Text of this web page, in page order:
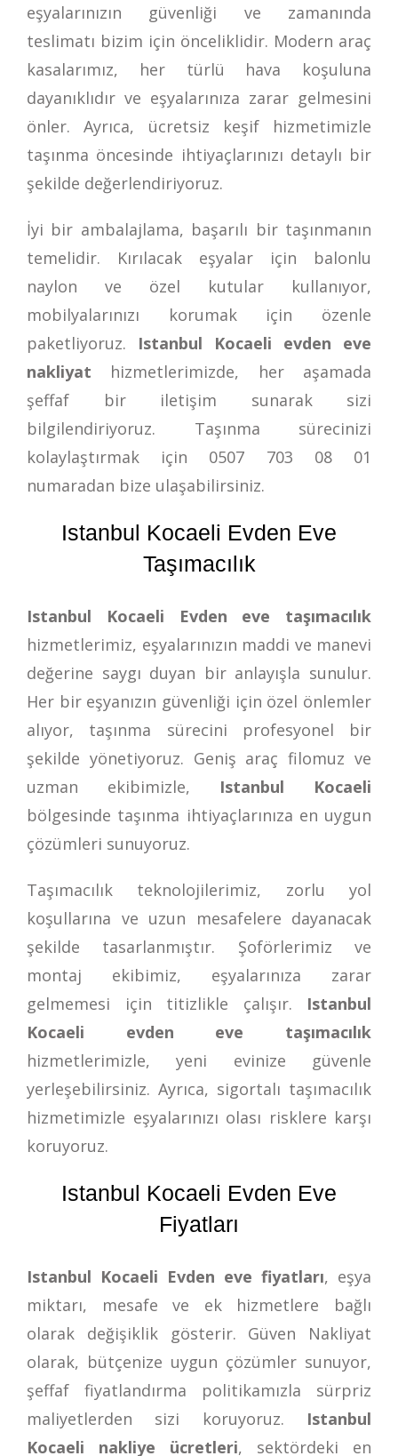
eşyalarınızın güvenliği ve zamanında
teslimatı bizim için önceliklidir. Modern araç
kasalarımız, her türlü hava koşuluna
dayanıklıdır ve eşyalarınıza zarar gelmesini
önler. Ayrıca, ücretsiz keşif hizmetimizle
taşınma öncesinde ihtiyaçlarınızı detaylı bir
şekilde değerlendiriyoruz.
İyi bir ambalajlama, başarılı bir taşınmanın
temelidir. Kırılacak eşyalar için balonlu
naylon ve özel kutular kullanıyor,
mobilyalarınızı korumak için özenle
paketliyoruz. Istanbul Kocaeli evden eve
nakliyat hizmetlerimizde, her aşamada
şeffaf bir iletişim sunarak sizi
bilgilendiriyoruz. Taşınma sürecinizi
kolaylaştırmak için 0507 703 08 01
numaradan bize ulaşabilirsiniz.
Istanbul Kocaeli Evden Eve
Taşımacılık
Istanbul Kocaeli Evden eve taşımacılık
hizmetlerimiz, eşyalarınızın maddi ve manevi
değerine saygı duyan bir anlayışla sunulur.
Her bir eşyanızın güvenliği için özel önlemler
alıyor, taşınma sürecini profesyonel bir
şekilde yönetiyoruz. Geniş araç filomuz ve
uzman ekibimizle, Istanbul Kocaeli
bölgesinde taşınma ihtiyaçlarınıza en uygun
çözümleri sunuyoruz.
Taşımacılık teknolojilerimiz, zorlu yol
koşullarına ve uzun mesafelere dayanacak
şekilde tasarlanmıştır. Şoförlerimiz ve
montaj ekibimiz, eşyalarınıza zarar
gelmemesi için titizlikle çalışır. Istanbul
Kocaeli evden eve taşımacılık
hizmetlerimizle, yeni evinize güvenle
yerleşebilirsiniz. Ayrıca, sigortalı taşımacılık
hizmetimizle eşyalarınızı olası risklere karşı
koruyoruz.
Istanbul Kocaeli Evden Eve
Fiyatları
Istanbul Kocaeli Evden eve fiyatları, eşya
miktarı, mesafe ve ek hizmetlere bağlı
olarak değişiklik gösterir. Güven Nakliyat
olarak, bütçenize uygun çözümler sunuyor,
şeffaf fiyatlandırma politikamızla sürpriz
maliyetlerden sizi koruyoruz. Istanbul
Kocaeli nakliye ücretleri, sektördeki en